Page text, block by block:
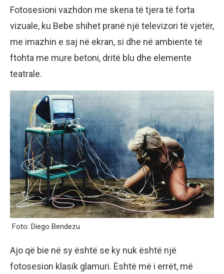
Fotosesioni vazhdon me skena të tjera të forta
vizuale, ku Bebe shihet pranë një televizori të vjetër,
me imazhin e saj në ekran, si dhe në ambiente të
ftohta me mure betoni, dritë blu dhe elemente
teatrale.
Foto: Diego Bendezu
Ajo që bie në sy është se ky nuk është një
fotosesion klasik glamuri. Është më i errët, më